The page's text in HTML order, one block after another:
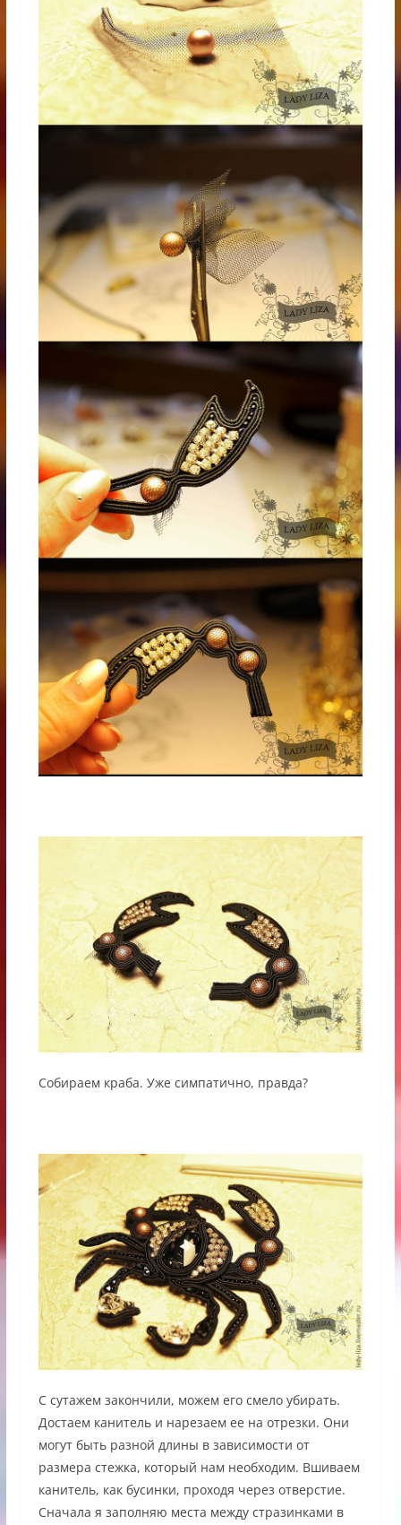
Собираем краба. Уже симпатично, правда?
С сутажем закончили, можем его смело убирать.
Достаем канитель и нарезаем ее на отрезки. Они
могут быть разной длины в зависимости от
размера стежка, который нам необходим. Вшиваем
канитель, как бусинки, проходя через отверстие.
Сначала я заполняю места между стразинками в